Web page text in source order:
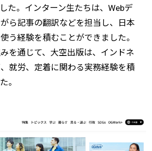
た。インターン生たちは、Webデ
ら記事の翻訳などを担当し、日本
う経験を積むことができました。
を通じて、大空出版は、インドネ
就労、定着に関わる実務経験を積
。